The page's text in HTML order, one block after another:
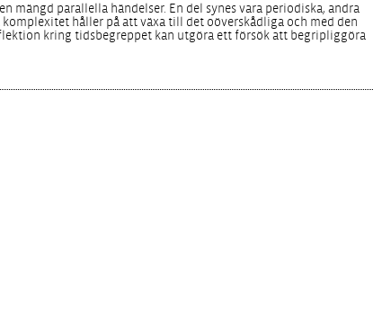
mängd parallella händelser. En del synes vara periodiska, andra
håller på att växa till det oöverskådliga och med den
kring tidsbegreppet kan utgöra ett försök att begripliggöra